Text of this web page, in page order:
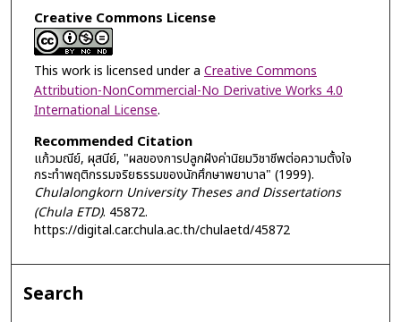
Creative Commons License
This work is licensed under a Creative Commons
Attribution-NonCommercial-No Derivative Works 4.0
International License.
Recommended Citation
แก้วมณีย์, ผุสนีย์, "ผลของการปลูกฝังค่านิยมวิชาชีพต่อความตั้งใจ
กระทำพฤติกรรมจริยธรรมของนักศึกษาพยาบาล" (1999).
Chulalongkorn University Theses and Dissertations
(Chula ETD). 45872.
https://digital.car.chula.ac.th/chulaetd/45872
Search